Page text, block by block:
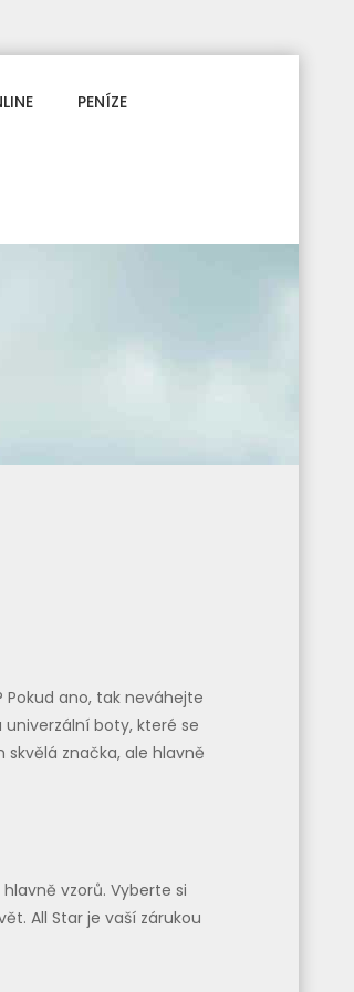
PENÍZE
ano, tak neváhejte
boty, které se
značka, ale hlavně
vzorů. Vyberte si
All Star je vaší zárukou